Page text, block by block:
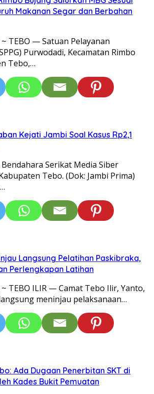
Makanan Segar dan Berbahan
TEBO — Satuan Pelayanan
Purwodadi, Kecamatan Rimbo
Tebo,…
Kejati Jambi Soal Kasus Rp2,1
Bendahara Serikat Media Siber
Tebo. (Dok: Jambi Prima)
Langsung Pelatihan Paskibraka,
Perlengkapan Latihan
TEBO ILIR — Camat Tebo Ilir, Yanto,
meninjau pelaksanaan…
Ada Dugaan Penerbitan SKT di
Kades Bukit Pemuatan